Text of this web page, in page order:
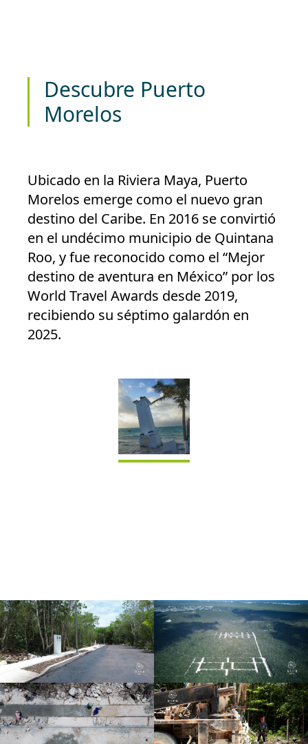
Descubre Puerto
Morelos
Ubicado en la Riviera Maya, Puerto
Morelos emerge como el nuevo gran
destino del Caribe. En 2016 se convirtió
en el undécimo municipio de Quintana
Roo, y fue reconocido como el “Mejor
destino de aventura en México” por los
World Travel Awards desde 2019,
recibiendo su séptimo galardón en
2025.